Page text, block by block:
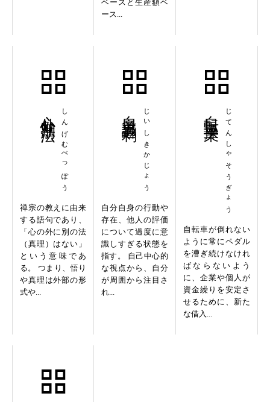
ベースと生産額ベ
ース...
しんげむべっぽう
禅宗の教えに由来
する語句であり、
「心の外に別の法
（真理）はない」
という意味であ
る。 つまり、悟り
や真理は外部の形
式や...
じいしきかじょう
自分自身の行動や
存在、他人の評価
について過度に意
識しすぎる状態を
指す。 自己中心的
な視点から、自分
が周囲から注目さ
れ...
じてんしゃそうぎょう
自転車が倒れない
ように常にペダル
を漕ぎ続けなけれ
ばならないよう
に、企業や個人が
資金繰りを安定さ
せるために、新た
な借入...